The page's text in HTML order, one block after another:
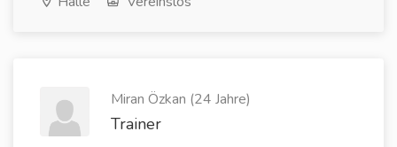
Miran Özkan (24 Jahre)
Trainer